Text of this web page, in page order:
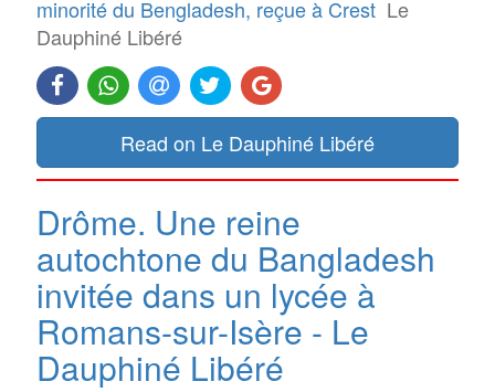
minorité du Bengladesh, reçue à Crest Le
Dauphiné Libéré
Read on Le Dauphiné Libéré
Drôme. Une reine
autochtone du Bangladesh
invitée dans un lycée à
Romans-sur-Isère - Le
Dauphiné Libéré